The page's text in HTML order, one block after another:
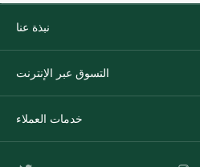
نبذة عنا
التسوق عبر الإنترنت
خدمات العملاء